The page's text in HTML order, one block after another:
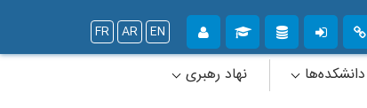
EN
AR
FR
دانشکده‌ها نهاد رهبری